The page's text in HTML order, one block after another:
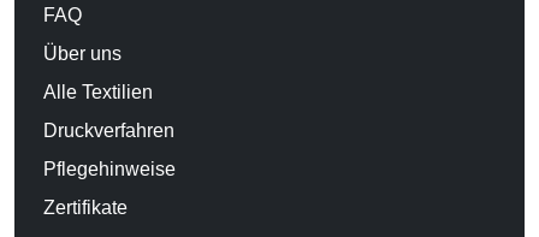
FAQ
Über uns
Alle Textilien
Druckverfahren
Pflegehinweise
Zertifikate